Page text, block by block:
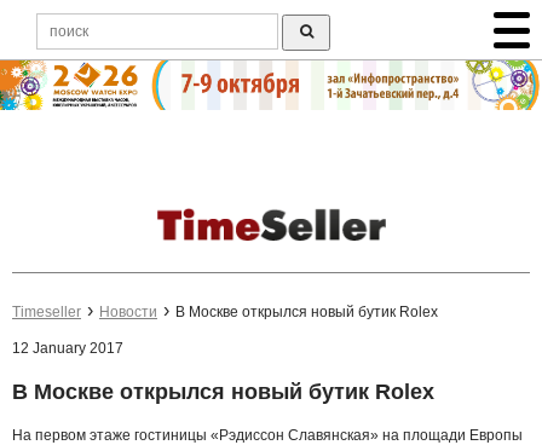
Timeseller Новости В Москве открылся новый бутик Rolex
12 January 2017
В Москве открылся новый бутик Rolex
На первом этаже гостиницы «Рэдиссон Славянская» на площади Европы